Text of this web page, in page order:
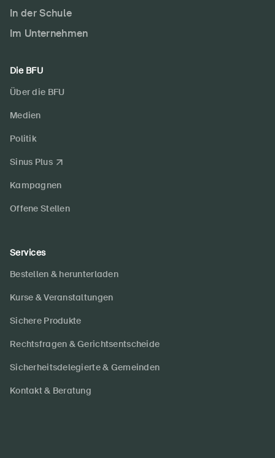
In der Schule
Im Unternehmen
Die BFU
Über die BFU
Medien
Politik
Sinus Plus
Kampagnen
Offene Stellen
Services
Bestellen & herunterladen
Kurse & Veranstaltungen
Sichere Produkte
Rechtsfragen & Gerichtsentscheide
Sicherheitsdelegierte & Gemeinden
Kontakt & Beratung